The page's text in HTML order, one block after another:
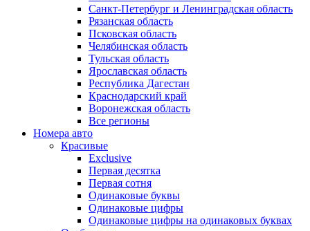
Санкт-Петербург и Ленинградская область
Рязанская область
Псковская область
Челябинская область
Тульская область
Ярославская область
Республика Дагестан
Краснодарский край
Воронежская область
Все регионы
Номера авто
Красивые
Exclusive
Первая десятка
Первая сотня
Одинаковые буквы
Одинаковые цифры
Одинаковые цифры на одинаковых буквах